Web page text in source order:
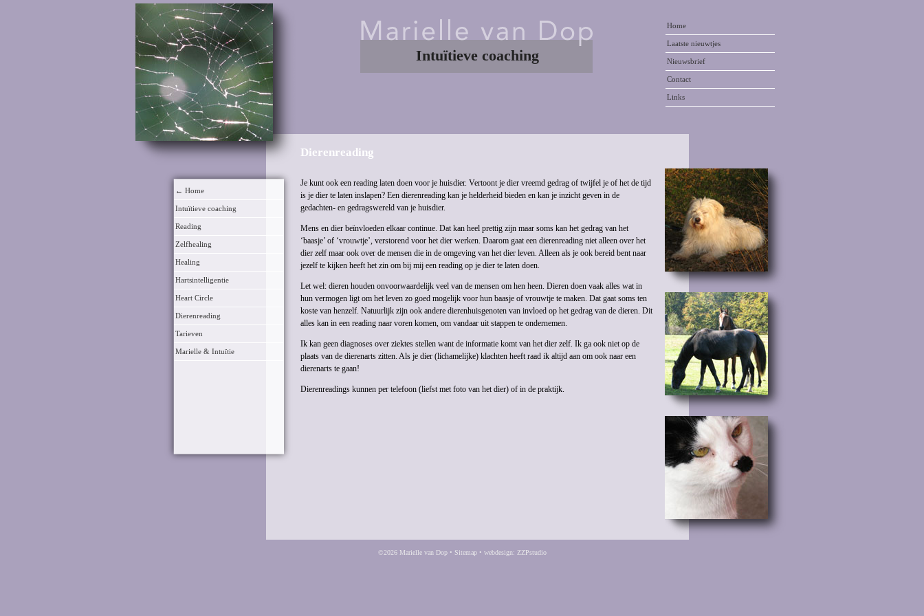
Intuïtieve coaching
Home
Laatste nieuwtjes
Nieuwsbrief
Contact
Links
Dierenreading
← Home
Intuïtieve coaching
Reading
Zelfhealing
Healing
Hartsintelligentie
Heart Circle
Dierenreading
Tarieven
Marielle & Intuïtie
Je kunt ook een reading laten doen voor je huisdier. Vertoont je dier vreemd gedrag of twijfel je of het de tijd
is je dier te laten inslapen? Een dierenreading kan je helderheid bieden en kan je inzicht geven in de
gedachten- en gedragswereld van je huisdier.
Mens en dier beïnvloeden elkaar continue. Dat kan heel prettig zijn maar soms kan het gedrag van het
‘baasje’ of ‘vrouwtje’, verstorend voor het dier werken. Daarom gaat een dierenreading niet alleen over het
dier zelf maar ook over de mensen die in de omgeving van het dier leven. Alleen als je ook bereid bent naar
jezelf te kijken heeft het zin om bij mij een reading op je dier te laten doen.
Let wel: dieren houden onvoorwaardelijk veel van de mensen om hen heen. Dieren doen vaak alles wat in
hun vermogen ligt om het leven zo goed mogelijk voor hun baasje of vrouwtje te maken. Dat gaat soms ten
koste van henzelf. Natuurlijk zijn ook andere dierenhuisgenoten van invloed op het gedrag van de dieren. Dit
alles kan in een reading naar voren komen, om vandaar uit stappen te ondernemen.
Ik kan geen diagnoses over ziektes stellen want de informatie komt van het dier zelf. Ik ga ook niet op de
plaats van de dierenarts zitten. Als je dier (lichamelijke) klachten heeft raad ik altijd aan om ook naar een
dierenarts te gaan!
Dierenreadings kunnen per telefoon (liefst met foto van het dier) of in de praktijk.
©2026 Marielle van Dop• Sitemap• webdesign: ZZPstudio